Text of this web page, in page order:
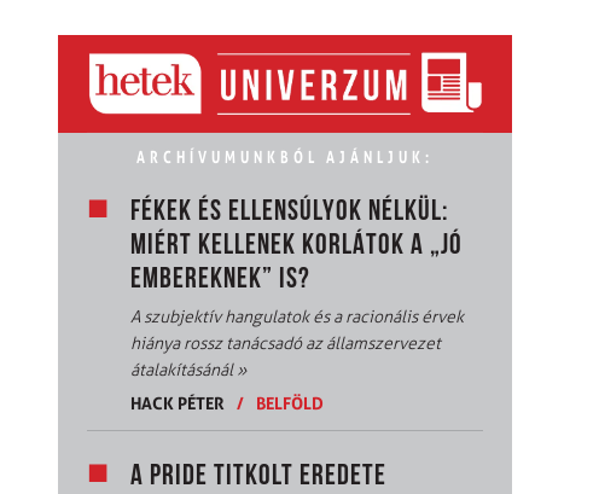
ARCHÍVUMUNKBÓL AJÁNLJUK:
FÉKEK ÉS ELLENSÚLYOK NÉLKÜL:
MIÉRT KELLENEK KORLÁTOK A „JÓ
EMBEREKNEK” IS?
A szubjektív hangulatok és a racionális érvek
hiánya rossz tanácsadó az államszervezet
átalakításánál»
HACK PÉTER
/ BELFÖLD
A PRIDE TITKOLT EREDETE